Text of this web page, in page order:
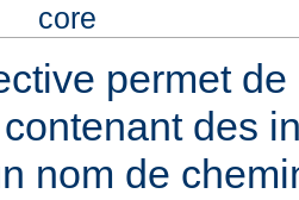
core
permet
des
nom de